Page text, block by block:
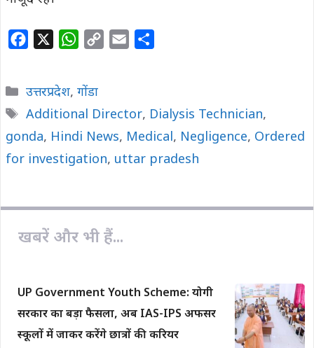
e
b
o
o
W
t
s
A
p
L
i
n
l
e
Categories
उत्तरप्रदेश, गोंडा
Tags
Additional Director, Dialysis Technician,
gonda, Hindi News, Medical, Negligence, Ordered
for investigation, uttar pradesh
खबरें और भी हैं...
UP Government Youth Scheme: योगी
सरकार का बड़ा फैसला, अब IAS-IPS अफसर
स्कूलों में जाकर करेंगे छात्रों की करियर